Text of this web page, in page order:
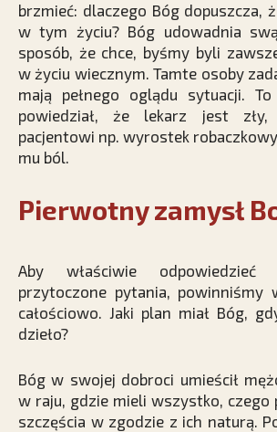
brzmieć: dlaczego Bóg dopuszcza,
w tym życiu? Bóg udowadnia
sposób, że chce, byśmy byli
w życiu wiecznym. Tamte osoby
mają pełnego oglądu sytuacji.
powiedział, że lekarz jest zły,
pacjentowi np. wyrostek
mu ból.
Pierwotny zamysł
Aby właściwie
przytoczone pytania, powinniśmy
całościowo. Jaki plan miał Bóg,
dzieło?
Bóg w swojej dobroci umieścił
w raju, gdzie mieli wszystko, czego
szczęścia w zgodzie z ich naturą.